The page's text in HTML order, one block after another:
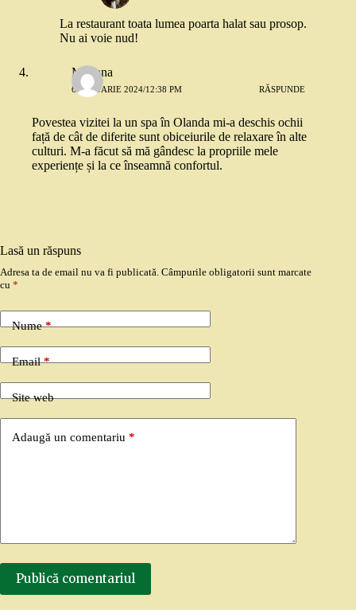
La restaurant toata lumea poarta halat sau prosop.
Nu ai voie nud!
Mariana
6 IANUARIE 2024/12:38 PM RĂSPUNDE
Povestea vizitei la un spa în Olanda mi-a deschis ochii
față de cât de diferite sunt obiceiurile de relaxare în alte
culturi. M-a făcut să mă gândesc la propriile mele
experiențe și la ce înseamnă confortul.
Lasă un răspuns
Adresa ta de email nu va fi publicată. Câmpurile obligatorii sunt marcate
cu *
Nume*
Email*
Site web
Adaugă un comentariu *
Publică comentariul